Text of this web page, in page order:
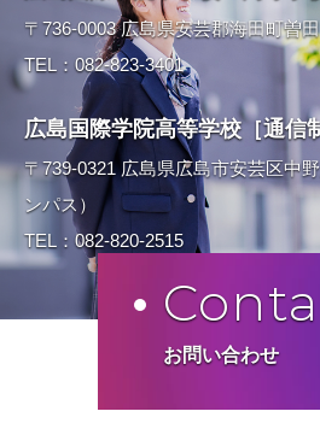
〒736-0003 広島県安芸郡海田町曽
TEL：082-823-3401
広島国際学院高等学校［通信
〒739-0321 広島県広島市安芸区中
ンパス）
TEL：082-820-2515
お問い合わせ